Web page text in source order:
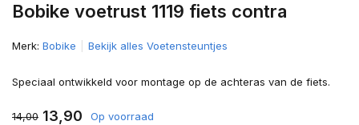
Bobike voetrust 1119 fiets contra
Merk: Bobike Bekijk alles Voetensteuntjes
Speciaal ontwikkeld voor montage op de achteras van de fiets.
14,00 13,90 Op voorraad